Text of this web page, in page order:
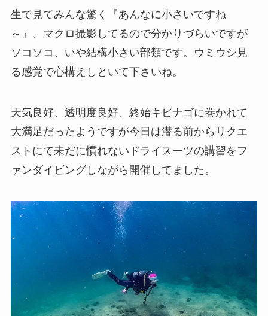
生で見てみんな驚く『あんなに小さいですね
～』、マクロ撮影してるので分かりづらいですが
ソコソコ、いや結構小さい部類です。ウミウシ見
る感覚で心構えしといて下さいね。
天気良好、透明度良好、終始キビナゴに巻かれて
大満足だったようですが今日は潜る前からリクエ
ストにて未だに慣れないドライスーツの講習をフ
ァンダイビングしながら開催してました。